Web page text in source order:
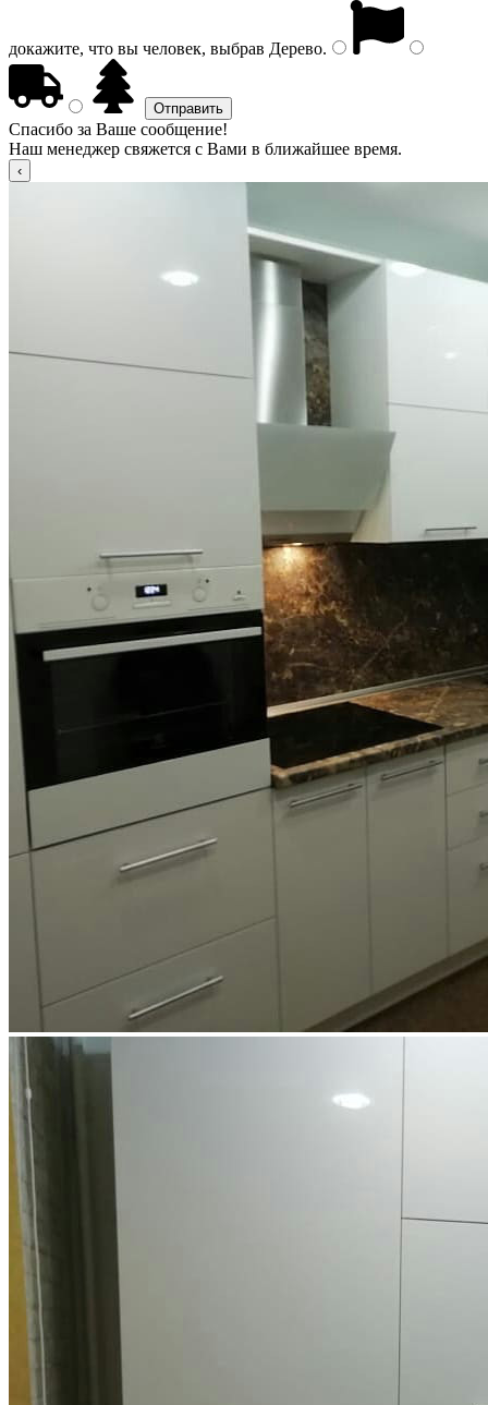
докажите, что вы человек, выбрав Дерево.
Спасибо за Ваше сообщение!
Наш менеджер свяжется с Вами в ближайшее время.